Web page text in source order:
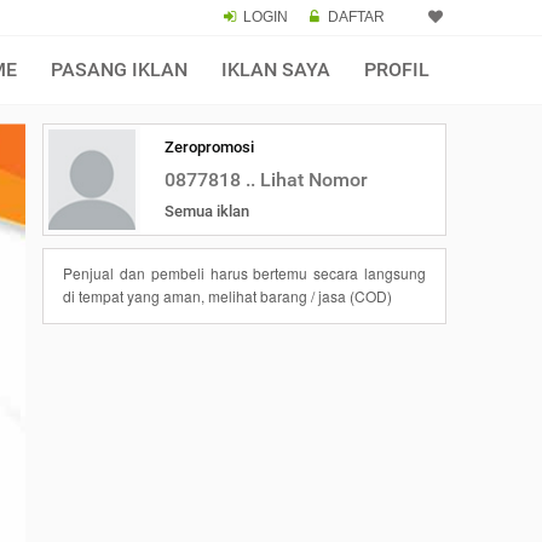
LOGIN DAFTAR
PASANG IKLAN IKLAN SAYA PROFIL
Zeropromosi
0877818 .. Lihat Nomor
Semua iklan
Penjual dan pembeli harus bertemu secara langsung
di tempat yang aman, melihat barang / jasa (COD)